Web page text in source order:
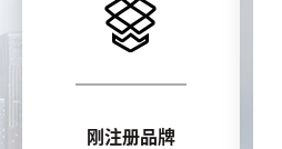
刚注册品牌